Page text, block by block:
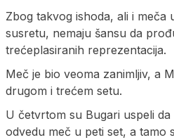
Zbog takvog ishoda, ali i meča
susretu, nemaju šansu da
trećeplasiranih reprezentacija.
Meč je bio veoma zanimljiv, a
drugom i trećem setu.
U četvrtom su Bugari uspeli
odvedu meč u peti set, a tamo